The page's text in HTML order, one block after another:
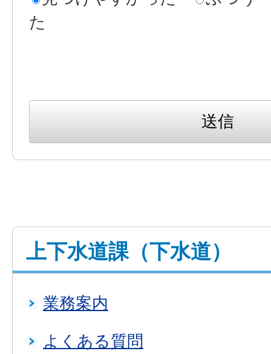
た
上下水道課（下水道）
業務案内
よくある質問